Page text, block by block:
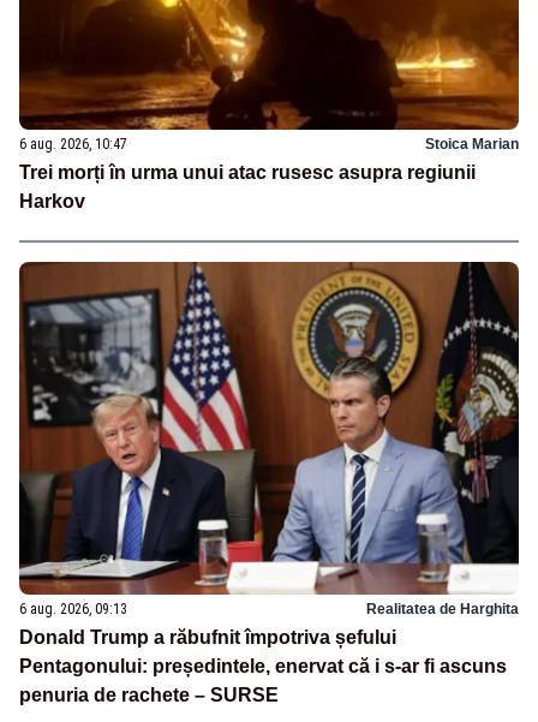
6 aug. 2026, 10:47 Stoica Marian
Trei morți în urma unui atac rusesc asupra regiunii
Harkov
6 aug. 2026, 09:13 Realitatea de Harghita
Donald Trump a răbufnit împotriva șefului
Pentagonului: președintele, enervat că i s-ar fi ascuns
penuria de rachete – SURSE